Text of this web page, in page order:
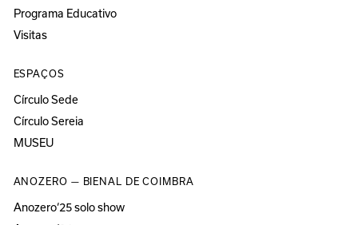
Programa Educativo
Visitas
ESPAÇOS
Círculo Sede
Círculo Sereia
MUSEU
ANOZERO — BIENAL DE COIMBRA
Anozero‘25 solo show